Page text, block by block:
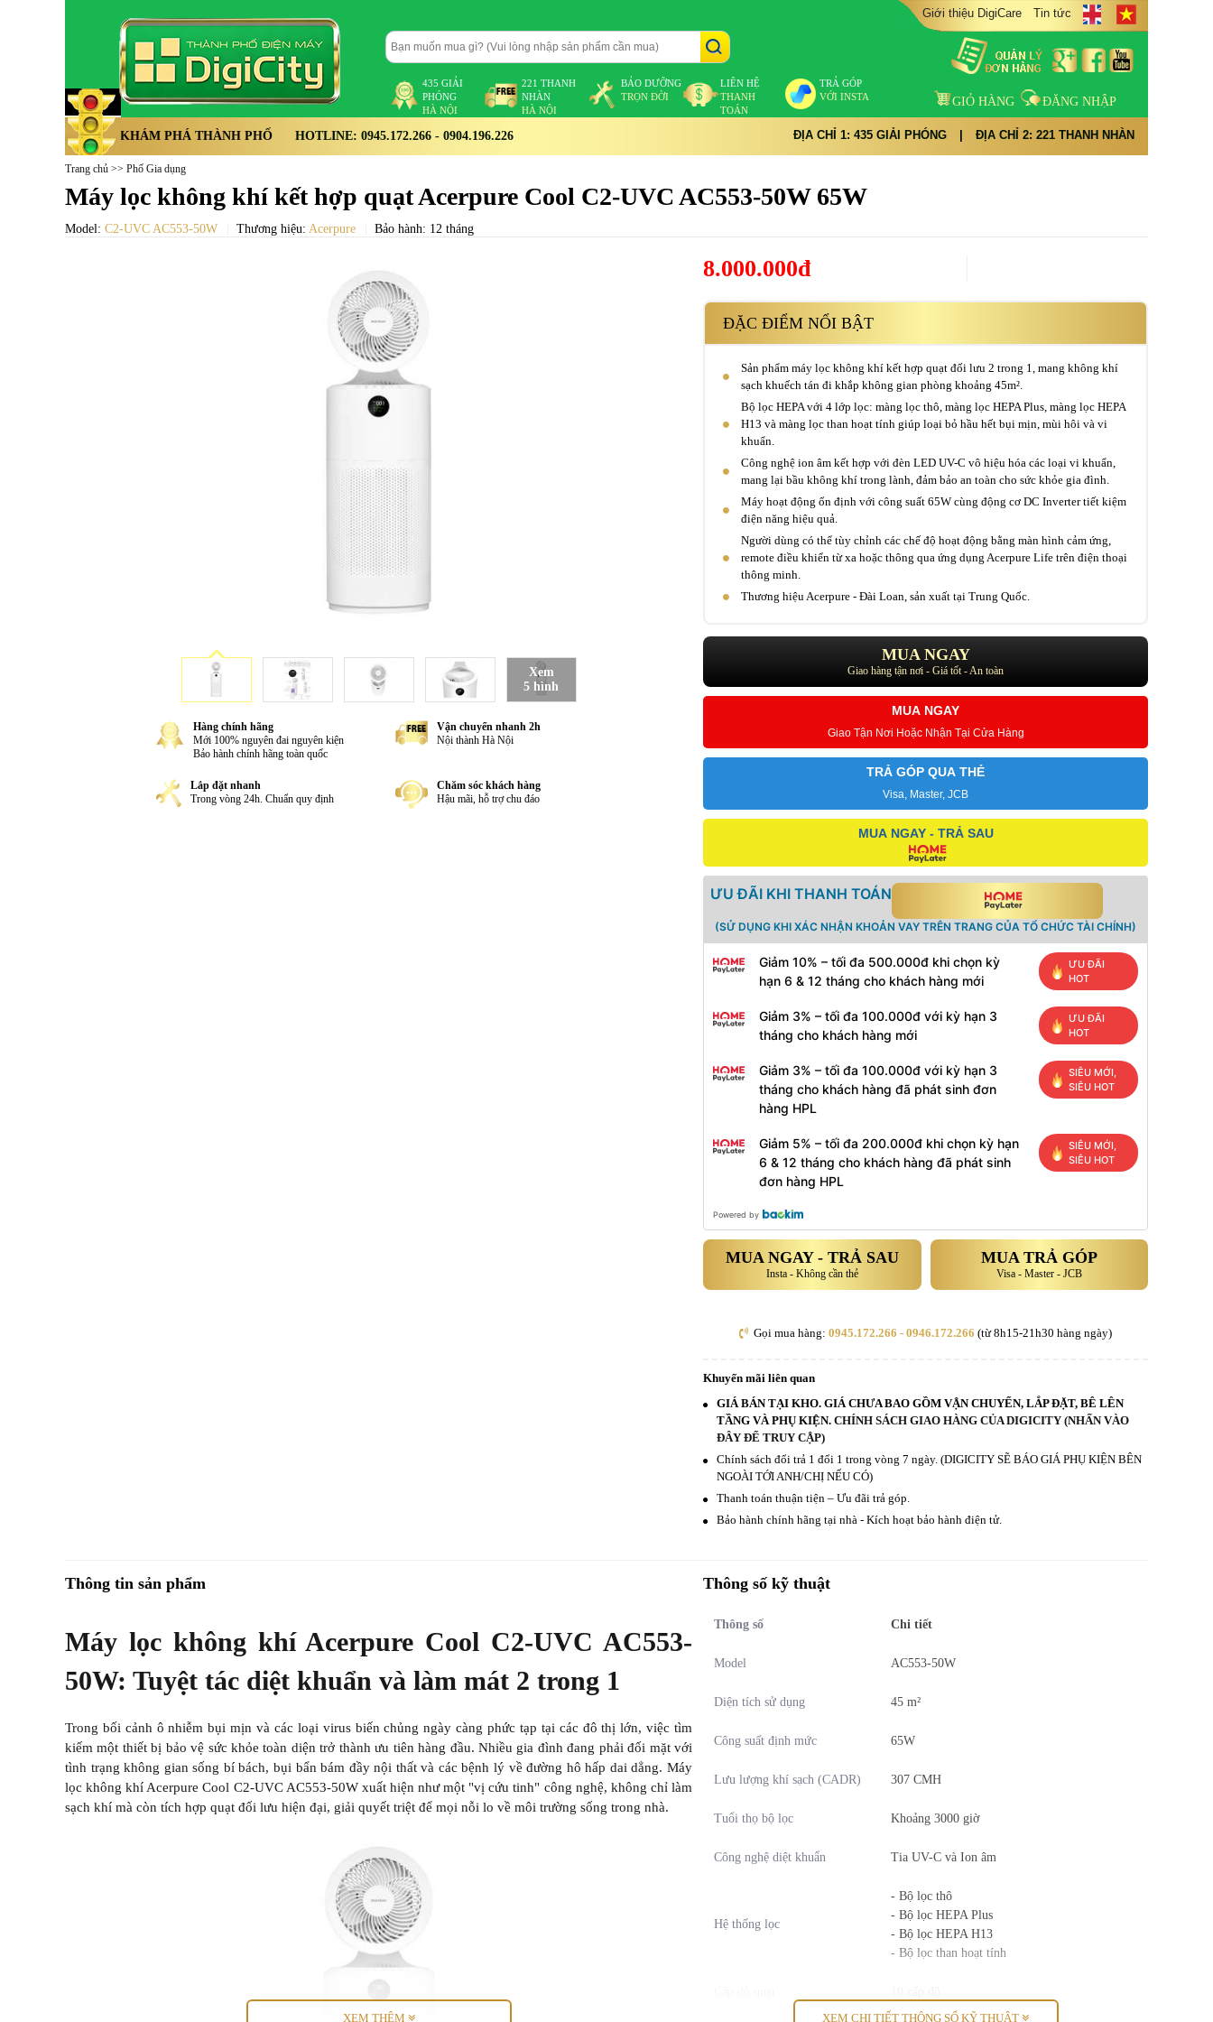
435 GIẢI
PHÓNG
HÀ NỘI
221 THANH
NHÀN
HÀ NỘI
BẢO DƯỠNG
TRỌN ĐỜI
LIÊN HỆ
THANH
TOÁN
TRẢ GÓP
VỚI INSTA
Giới thiệu DigiCare Tin tức
GIỎ HÀNG ĐĂNG NHẬP
KHÁM PHÁ THÀNH PHỐ HOTLINE: 0945.172.266 - 0904.196.226 ĐỊA CHỈ 1: 435 GIẢI PHÓNG ĐỊA CHỈ 2: 221 THANH NHÀN
Trang chủ >> Phố Gia dụng
Máy lọc không khí kết hợp quạt Acerpure Cool C2-UVC AC553-50W 65W
Model: C2-UVC AC553-50W Thương hiệu: Acerpure Bảo hành: 12 tháng
Xem
5 hình
Hàng chính hãng
Mới 100% nguyên đai nguyên kiện
Bảo hành chính hãng toàn quốc
Vận chuyển nhanh 2h
Nội thành Hà Nội
Lắp đặt nhanh
Trong vòng 24h. Chuẩn quy định
Chăm sóc khách hàng
Hậu mãi, hỗ trợ chu đáo
8.000.000đ
ĐẶC ĐIỂM NỔI BẬT
Sản phẩm máy lọc không khí kết hợp quạt đối lưu 2 trong 1, mang không khí
sạch khuếch tán đi khắp không gian phòng khoảng 45m².
Bộ lọc HEPA với 4 lớp lọc: màng lọc thô, màng lọc HEPA Plus, màng lọc HEPA
H13 và màng lọc than hoạt tính giúp loại bỏ hầu hết bụi mịn, mùi hôi và vi
khuẩn.
Công nghệ ion âm kết hợp với đèn LED UV-C vô hiệu hóa các loại vi khuẩn,
mang lại bầu không khí trong lành, đảm bảo an toàn cho sức khỏe gia đình.
Máy hoạt động ổn định với công suất 65W cùng động cơ DC Inverter tiết kiệm
điện năng hiệu quả.
Người dùng có thể tùy chỉnh các chế độ hoạt động bằng màn hình cảm ứng,
remote điều khiển từ xa hoặc thông qua ứng dụng Acerpure Life trên điện thoại
thông minh.
Thương hiệu Acerpure - Đài Loan, sản xuất tại Trung Quốc.
MUA NGAY
Giao hàng tận nơi - Giá tốt - An toàn
MUA NGAY
Giao Tận Nơi Hoặc Nhận Tại Cửa Hàng
TRẢ GÓP QUA THẺ
Visa, Master, JCB
MUA NGAY - TRẢ SAU
ƯU ĐÃI KHI THANH TOÁN
(SỬ DỤNG KHI XÁC NHẬN KHOẢN VAY TRÊN TRANG CỦA TỔ CHỨC TÀI CHÍNH)
Giảm 10% – tối đa 500.000đ khi chọn kỳ
hạn 6 & 12 tháng cho khách hàng mới
ƯU ĐÃI
HOT
Giảm 3% – tối đa 100.000đ với kỳ hạn 3
tháng cho khách hàng mới
ƯU ĐÃI
HOT
Giảm 3% – tối đa 100.000đ với kỳ hạn 3
tháng cho khách hàng đã phát sinh đơn
hàng HPL
SIÊU MỚI,
SIÊU HOT
Giảm 5% – tối đa 200.000đ khi chọn kỳ hạn
6 & 12 tháng cho khách hàng đã phát sinh
đơn hàng HPL
SIÊU MỚI,
SIÊU HOT
Powered by
MUA NGAY - TRẢ SAU
Insta - Không cần thẻ
MUA TRẢ GÓP
Visa - Master - JCB
Gọi mua hàng: 0945.172.266 - 0946.172.266 (từ 8h15-21h30 hàng ngày)
Khuyến mãi liên quan
GIÁ BÁN TẠI KHO. GIÁ CHƯA BAO GỒM VẬN CHUYỂN, LẮP ĐẶT, BÊ LÊN
TẦNG VÀ PHỤ KIỆN. CHÍNH SÁCH GIAO HÀNG CỦA DIGICITY (NHẤN VÀO
ĐÂY ĐỂ TRUY CẬP)
Chính sách đổi trả 1 đổi 1 trong vòng 7 ngày. (DIGICITY SẼ BÁO GIÁ PHỤ KIỆN BÊN
NGOÀI TỚI ANH/CHỊ NẾU CÓ)
Thanh toán thuận tiện – Ưu đãi trả góp.
Bảo hành chính hãng tại nhà - Kích hoạt bảo hành điện tử.
Thông tin sản phẩm
Máy lọc không khí Acerpure Cool C2-UVC AC553-
50W: Tuyệt tác diệt khuẩn và làm mát 2 trong 1
Trong bối cảnh ô nhiễm bụi mịn và các loại virus biến chủng ngày càng phức tạp tại các đô thị lớn, việc tìm
kiếm một thiết bị bảo vệ sức khỏe toàn diện trở thành ưu tiên hàng đầu. Nhiều gia đình đang phải đối mặt với
tình trạng không gian sống bí bách, bụi bẩn bám đầy nội thất và các bệnh lý về đường hô hấp dai dẳng. Máy
lọc không khí Acerpure Cool C2-UVC AC553-50W xuất hiện như một "vị cứu tinh" công nghệ, không chỉ làm
sạch khí mà còn tích hợp quạt đối lưu hiện đại, giải quyết triệt để mọi nỗi lo về môi trường sống trong nhà.
XEM THÊM
Thông số kỹ thuật
Thông số Chi tiết
Model AC553-50W
Diện tích sử dụng 45 m²
Công suất định mức 65W
Lưu lượng khí sạch (CADR) 307 CMH
Tuổi thọ bộ lọc Khoảng 3000 giờ
Công nghệ diệt khuẩn Tia UV-C và Ion âm
Hệ thống lọc
- Bộ lọc thô
- Bộ lọc HEPA Plus
- Bộ lọc HEPA H13
- Bộ lọc than hoạt tính
XEM CHI TIẾT THÔNG SỐ KỸ THUẬT